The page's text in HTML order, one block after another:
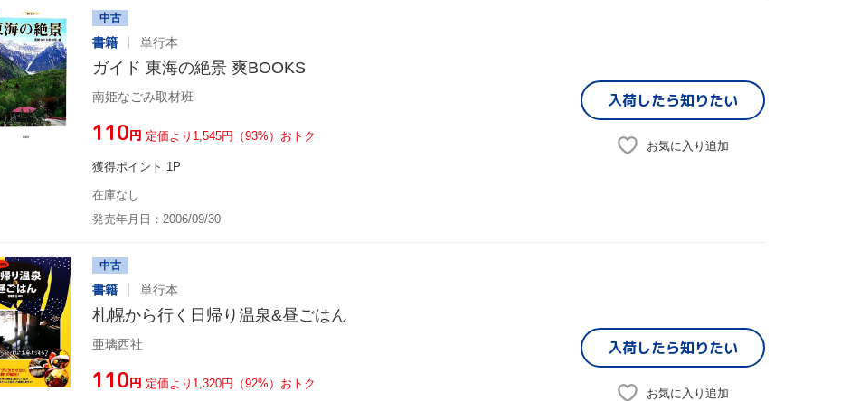
中古
書籍 単行本
ガイド 東海の絶景 爽BOOKS
南姫なごみ取材班
¥110円 定価より1,545円（93%）おトク
獲得ポイント 1P
在庫なし
発売年月日：2006/09/30
入荷したら知りたい
お気に入り追加
中古
書籍 単行本
札幌から行く日帰り温泉&昼ごはん
亜璃西社
¥110円 定価より1,320円（92%）おトク
入荷したら知りたい
お気に入り追加